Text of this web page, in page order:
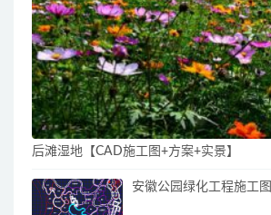
后滩湿地【CAD施工图+方案+实景】
安徽公园绿化工程施工图